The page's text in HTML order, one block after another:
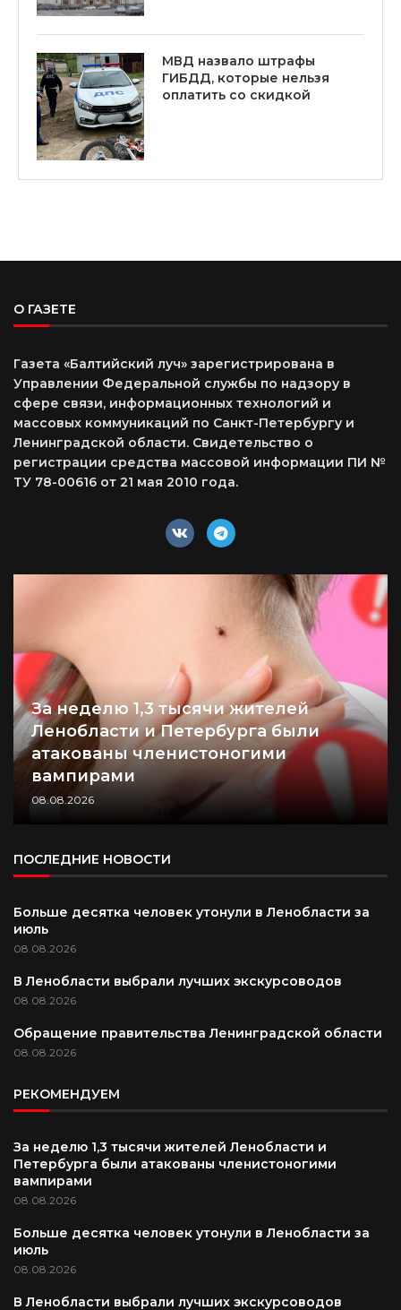
МВД назвало штрафы
ГИБДД, которые нельзя
оплатить со скидкой
О ГАЗЕТЕ
Газета «Балтийский луч» зарегистрирована в
Управлении Федеральной службы по надзору в
сфере связи, информационных технологий и
массовых коммуникаций по Санкт-Петербургу и
Ленинградской области. Свидетельство о
регистрации средства массовой информации ПИ №
ТУ 78-00616 от 21 мая 2010 года.
За неделю 1,3 тысячи жителей
Ленобласти и Петербурга были
атакованы членистоногими
вампирами
08.08.2026
ПОСЛЕДНИЕ НОВОСТИ
Больше десятка человек утонули в Ленобласти за
июль
08.08.2026
В Ленобласти выбрали лучших экскурсоводов
08.08.2026
Обращение правительства Ленинградской области
08.08.2026
РЕКОМЕНДУЕМ
За неделю 1,3 тысячи жителей Ленобласти и
Петербурга были атакованы членистоногими
вампирами
08.08.2026
Больше десятка человек утонули в Ленобласти за
июль
08.08.2026
В Ленобласти выбрали лучших экскурсоводов